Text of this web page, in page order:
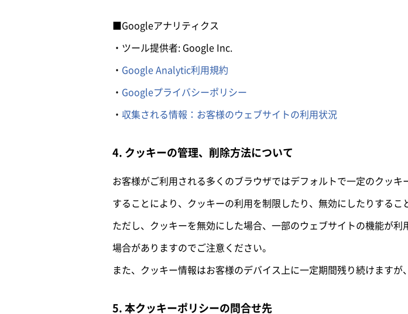
■Googleアナリティクス
ツール提供者: Google Inc.
Google Analytic利用規約
Googleプライバシーポリシー
収集される情報：お客様のウェブサイトの利用状況
4. クッキーの管理、削除方法について
お客様がご利用される多くのブラウザではデフォルトで一定のクッ
することにより、クッキーの利用を制限したり、無効にしたりするこ
ただし、クッキーを無効にした場合、一部のウェブサイトの機能が
場合がありますのでご注意ください。
また、クッキー情報はお客様のデバイス上に一定期間残り続けますが
5. 本クッキーポリシーの問合せ先